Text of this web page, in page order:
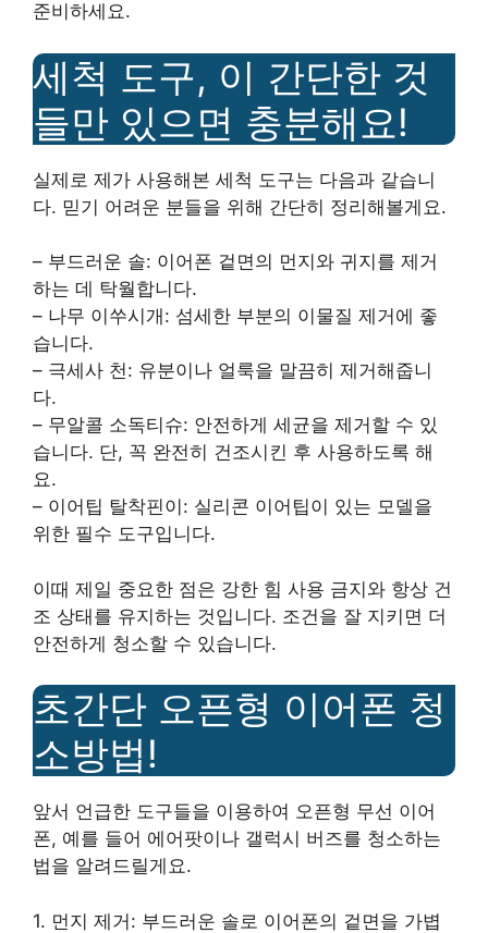
준비하세요.
세척 도구, 이 간단한 것
들만 있으면 충분해요!
실제로 제가 사용해본 세척 도구는 다음과 같습니
다. 믿기 어려운 분들을 위해 간단히 정리해볼게요.
– 부드러운 솔: 이어폰 겉면의 먼지와 귀지를 제거
하는 데 탁월합니다.
– 나무 이쑤시개: 섬세한 부분의 이물질 제거에 좋
습니다.
– 극세사 천: 유분이나 얼룩을 말끔히 제거해줍니
다.
– 무알콜 소독티슈: 안전하게 세균을 제거할 수 있
습니다. 단, 꼭 완전히 건조시킨 후 사용하도록 해
요.
– 이어팁 탈착핀이: 실리콘 이어팁이 있는 모델을
위한 필수 도구입니다.
이때 제일 중요한 점은 강한 힘 사용 금지와 항상 건
조 상태를 유지하는 것입니다. 조건을 잘 지키면 더
안전하게 청소할 수 있습니다.
초간단 오픈형 이어폰 청
소방법!
앞서 언급한 도구들을 이용하여 오픈형 무선 이어
폰, 예를 들어 에어팟이나 갤럭시 버즈를 청소하는
법을 알려드릴게요.
1. 먼지 제거: 부드러운 솔로 이어폰의 겉면을 가볍